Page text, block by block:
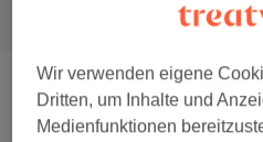
Damen - Waxing (27)
Wir verwenden eigene
Dritten, um Inhalte und
Medienfunktionen